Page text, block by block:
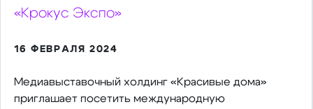
«Крокус Экспо»
16 ФЕВРАЛЯ 2024
Медиавыставочный холдинг «Красивые дома»
приглашает посетить международную